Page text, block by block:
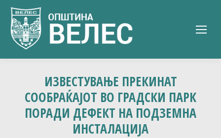
ИЗВЕСТУВАЊЕ ПРЕКИНАТ
СООБРАЌАЈОТ ВО ГРАДСКИ ПАРК
ПОРАДИ ДЕФЕКТ НА ПОДЗЕМНА
ИНСТАЛАЦИЈА